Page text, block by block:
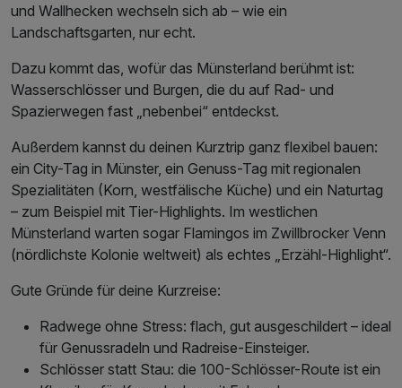
und Wallhecken wechseln sich ab – wie ein
Landschaftsgarten, nur echt.
Dazu kommt das, wofür das Münsterland berühmt ist:
Wasserschlösser und Burgen, die du auf Rad- und
Spazierwegen fast „nebenbei“ entdeckst.
Außerdem kannst du deinen Kurztrip ganz flexibel bauen:
ein City-Tag in Münster, ein Genuss-Tag mit regionalen
Spezialitäten (Korn, westfälische Küche) und ein Naturtag
– zum Beispiel mit Tier-Highlights. Im westlichen
Münsterland warten sogar Flamingos im Zwillbrocker Venn
(nördlichste Kolonie weltweit) als echtes „Erzähl-Highlight“.
Gute Gründe für deine Kurzreise:
Radwege ohne Stress: flach, gut ausgeschildert – ideal
für Genussradeln und Radreise-Einsteiger.
Schlösser statt Stau: die 100-Schlösser-Route ist ein